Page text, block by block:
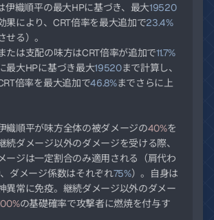
伊織順平の最大HPに基づき、最大19520
果により、CRT倍率を最大追加で23.4%
せる）。
たは支配の味方はCRT倍率が追加で11.7%
最大HPに基づき最大19520まで計算し、
倍率を最大追加で46.8%までさらに上
織順平が味方全体の被ダメージの40%を
続ダメージ以外のダメージを受ける際、
ージは一定割合のみ適用される（肩代わ
ダメージ係数はそれぞれ75%）。自身は
異常に免疫。継続ダメージ以外のダメー
の基礎確率で攻撃者に燃焼を付与す